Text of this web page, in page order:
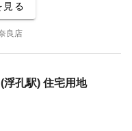
見る
良店
浮孔駅) 住宅用地